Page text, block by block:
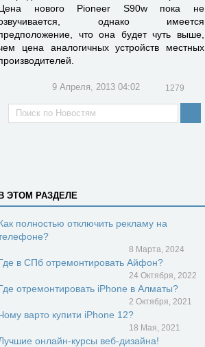
нового Pioneer S90w пока не
однако имеется
что она будет чуть выше,
цена аналогичных устройств местных
9 Апреля, 2013 04:02 1279
ЭТОМ РАЗДЕЛЕ
полностью отключить рекламу на
8 Марта, 2024
в СПб отремонтировать Айфон?
24 Октября, 2022
отремонтировать iPhone в Алматы?
2 Октября, 2021
варто купити iPhone 12?
18 Мая, 2021
онлайн-курсы веб-дизайна!